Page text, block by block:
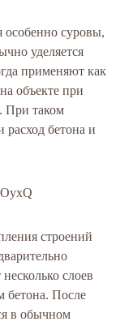
особенно суровы,
уделяется
применяют как
объекте при
При таком
расход бетона и
строений
слоев
бетона. После
в обычном